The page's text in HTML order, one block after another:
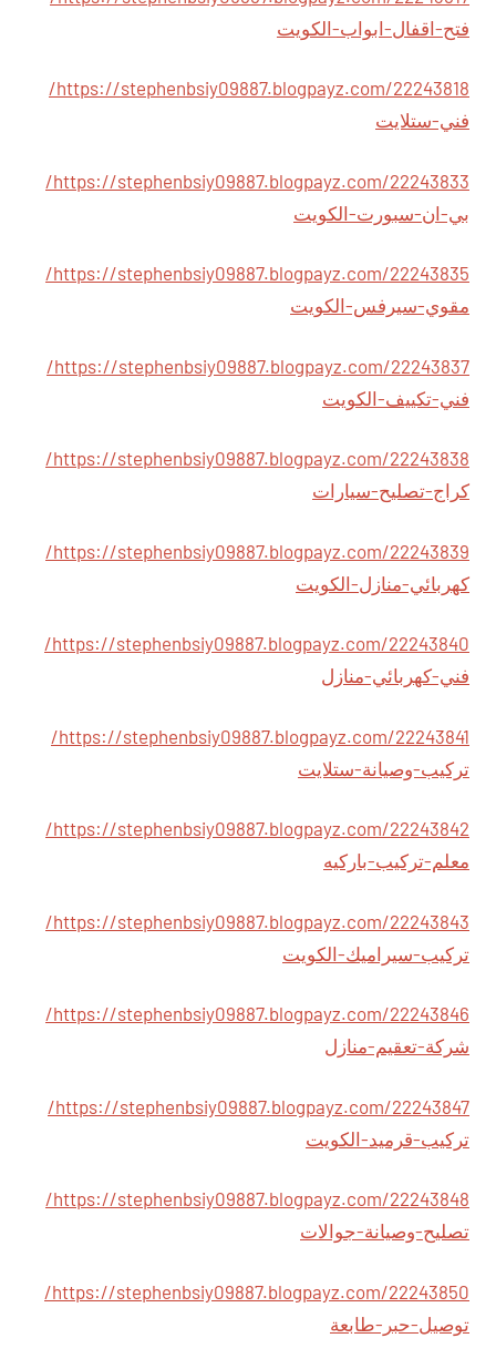
فتح-اقفال-ابواب-الكويت
https://stephenbsiy09887.blogpayz.com/22243818/
فني-ستلايت
https://stephenbsiy09887.blogpayz.com/22243833/
بي-ان-سبورت-الكويت
https://stephenbsiy09887.blogpayz.com/22243835/
مقوي-سيرفس-الكويت
https://stephenbsiy09887.blogpayz.com/22243837/
فني-تكييف-الكويت
https://stephenbsiy09887.blogpayz.com/22243838/
كراج-تصليح-سيارات
https://stephenbsiy09887.blogpayz.com/22243839/
كهربائي-منازل-الكويت
https://stephenbsiy09887.blogpayz.com/22243840/
فني-كهربائي-منازل
https://stephenbsiy09887.blogpayz.com/22243841/
تركيب-وصيانة-ستلايت
https://stephenbsiy09887.blogpayz.com/22243842/
معلم-تركيب-باركيه
https://stephenbsiy09887.blogpayz.com/22243843/
تركيب-سيراميك-الكويت
https://stephenbsiy09887.blogpayz.com/22243846/
شركة-تعقيم-منازل
https://stephenbsiy09887.blogpayz.com/22243847/
تركيب-قرميد-الكويت
https://stephenbsiy09887.blogpayz.com/22243848/
تصليح-وصيانة-جوالات
https://stephenbsiy09887.blogpayz.com/22243850/
توصيل-حبر-طابعة